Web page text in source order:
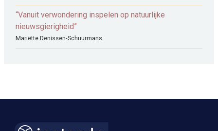
“Vanuit verwondering inspelen op natuurlijke
nieuwsgierigheid”
Mariëtte Denissen-Schuurmans